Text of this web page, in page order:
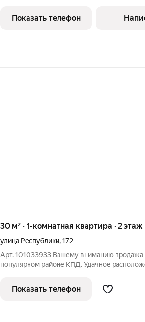
от остановки общественного транспорта.
развита:
Показать телефон
30 м² · 1-комнатная квартира · 2 этаж
улица Республики,172
Арт. 101033933 Вашему вниманию продажа
популярном районе КПД. Удaчное
выставки,ярмарки , детcкий cад № 85 вo
лицeй №93, Цeнтpaльный
Показать телефон